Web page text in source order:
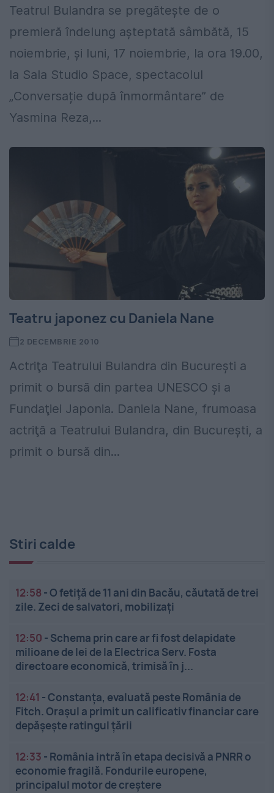
Teatrul Bulandra se pregăteşte de o
premieră îndelung aşteptată sâmbătă, 15
noiembrie, și luni, 17 noiembrie, la ora 19.00,
la Sala Studio Space, spectacolul
„Conversație după înmormântare” de
Yasmina Reza,...
Teatru japonez cu Daniela Nane
2 DECEMBRIE 2010
Actriţa Teatrului Bulandra din Bucureşti a
primit o bursă din partea UNESCO şi a
Fundaţiei Japonia. Daniela Nane, frumoasa
actriţă a Teatrului Bulandra, din Bucureşti, a
primit o bursă din...
Stiri calde
12:58 -O fetiță de 11 ani din Bacău, căutată de trei
zile. Zeci de salvatori, mobilizați
12:50 - Schema prin care ar fi fost delapidate
milioane de lei de la Electrica Serv. Fosta
directoare economică, trimisă în j...
12:41 -Constanța, evaluată peste România de
Fitch. Orașul a primit un calificativ financiar care
depășește ratingul țării
12:33 - România intră în etapa decisivă a PNRR o
economie fragilă. Fondurile europene,
principalul motor de creștere